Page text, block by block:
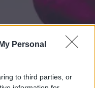
Personal
to third parties, or